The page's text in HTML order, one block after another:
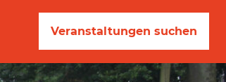
Veranstaltungen suchen